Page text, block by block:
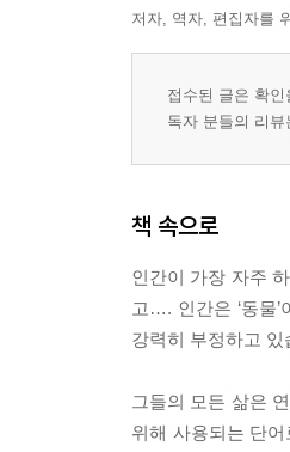
저자, 역자, 편집자를
접수된 글은 확
독자 분들의 리
책 속으로
인간이 가장 자주
고…. 인간은 ‘동물
강력히 부정하고 있
그들의 모든 삶은
위해 사용되는 단